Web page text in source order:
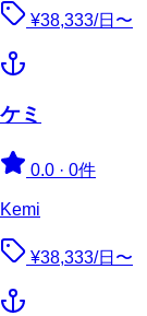
¥38,333/日〜
ケミ
0.0 · 0件
Kemi
¥38,333/日〜